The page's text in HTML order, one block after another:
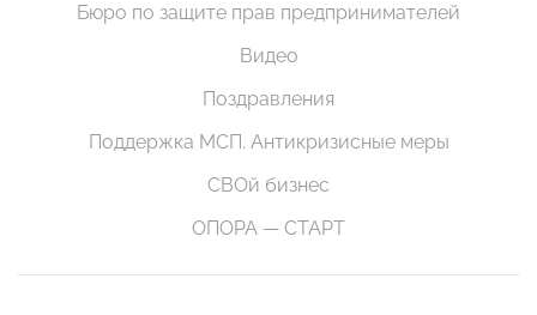
Бюро по защите прав предпринимателей
Видео
Поздравления
Поддержка МСП. Антикризисные меры
СВОй бизнес
ОПОРА — СТАРТ